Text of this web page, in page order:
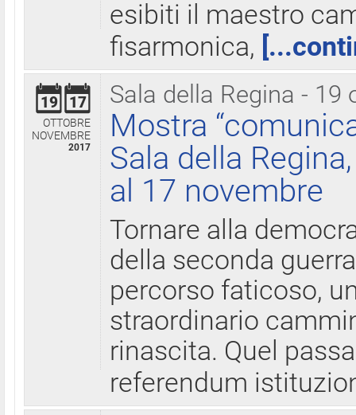
esibiti il maestro
fisarmonica,
Sala della Regina - 19
19 17
OTTOBRE
NOVEMBRE
2017
Mostra
Sala della
al 17 novembre
Tornare alla
della seconda
percorso faticoso,
straordinario
rinascita. Quel
referendum